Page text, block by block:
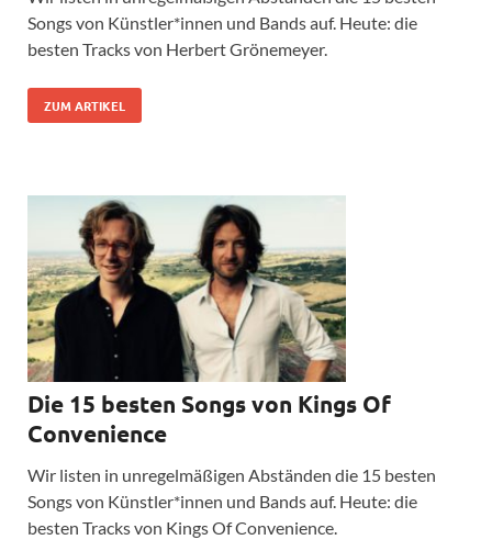
Songs von Künstler*innen und Bands auf. Heute: die
besten Tracks von Herbert Grönemeyer.
ZUM ARTIKEL
Die 15 besten Songs von Kings Of
Convenience
Wir listen in unregelmäßigen Abständen die 15 besten
Songs von Künstler*innen und Bands auf. Heute: die
besten Tracks von Kings Of Convenience.